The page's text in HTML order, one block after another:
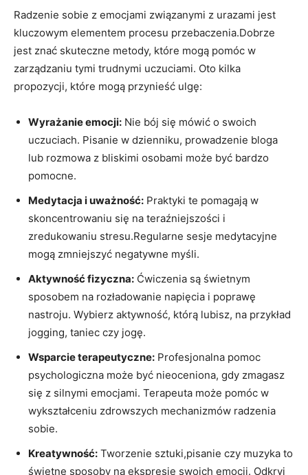
Radzenie sobie z emocjami związanymi‍ z urazami jest
kluczowym elementem procesu⁤ przebaczenia.Dobrze
jest znać ⁢skuteczne metody, które mogą pomóc w
zarządzaniu tymi‌ trudnymi ⁢uczuciami. ⁢Oto kilka
propozycji, ⁢które mogą przynieść⁣ ulgę:
Wyrażanie emocji: Nie bój ⁢się mówić o swoich
uczuciach. Pisanie w dzienniku, prowadzenie bloga
lub rozmowa z bliskimi osobami może być bardzo
pomocne.
Medytacja i uważność: Praktyki te pomagają w
skoncentrowaniu się na teraźniejszości i
zredukowaniu stresu.Regularne sesje medytacyjne
mogą zmniejszyć negatywne myśli.
Aktywność fizyczna: Ćwiczenia są świetnym
sposobem na rozładowanie napięcia i poprawę
nastroju. Wybierz aktywność, którą lubisz, na przykład
jogging, taniec czy jogę.
Wsparcie terapeutyczne: Profesjonalna pomoc
psychologiczna może⁤ być nieoceniona,⁢ gdy zmagasz
się z silnymi ‍emocjami. Terapeuta może pomóc w
wykształceniu zdrowszych mechanizmów radzenia
sobie.
Kreatywność: Tworzenie ⁢sztuki,pisanie czy muzyka to
‌świetne sposoby na ekspresję swoich emocji.‍ Odkryj